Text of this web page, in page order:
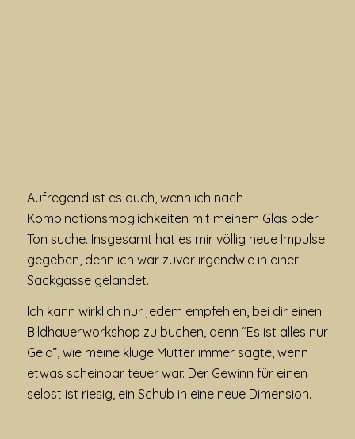
Aufregend ist es auch, wenn ich nach
Kombinationsmöglichkeiten mit meinem Glas oder
Ton suche. Insgesamt hat es mir völlig neue Impulse
gegeben, denn ich war zuvor irgendwie in einer
Sackgasse gelandet.
Ich kann wirklich nur jedem empfehlen, bei dir einen
Bildhauerworkshop zu buchen, denn “Es ist alles nur
Geld”, wie meine kluge Mutter immer sagte, wenn
etwas scheinbar teuer war. Der Gewinn für einen
selbst ist riesig, ein Schub in eine neue Dimension.